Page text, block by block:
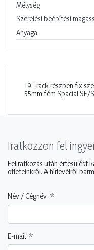
Mélység
Szerelési beépítési
Anyaga
19"-rack részben fix
55mm fém Spacial SF/
Iratkozzon fel
Feliratkozás után értesülést
ötleteinkről. A hírlevélről
Név / Cégnév
E-mail